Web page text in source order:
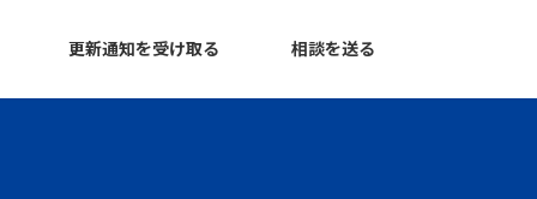
更新通知を受け取る 相談を送る